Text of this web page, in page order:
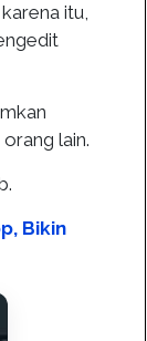
itu,
lain.
Bikin